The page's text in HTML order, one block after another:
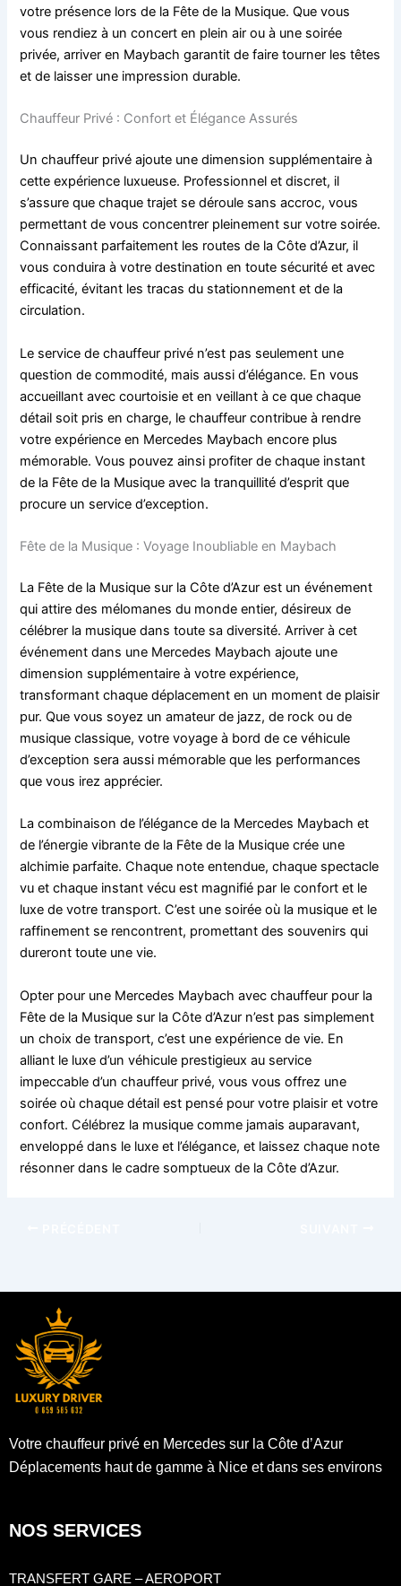
votre présence lors de la Fête de la Musique. Que vous
vous rendiez à un concert en plein air ou à une soirée
privée, arriver en Maybach garantit de faire tourner les têtes
et de laisser une impression durable.
Chauffeur Privé : Confort et Élégance Assurés
Un chauffeur privé ajoute une dimension supplémentaire à
cette expérience luxueuse. Professionnel et discret, il
s’assure que chaque trajet se déroule sans accroc, vous
permettant de vous concentrer pleinement sur votre soirée.
Connaissant parfaitement les routes de la Côte d’Azur, il
vous conduira à votre destination en toute sécurité et avec
efficacité, évitant les tracas du stationnement et de la
circulation.
Le service de chauffeur privé n’est pas seulement une
question de commodité, mais aussi d’élégance. En vous
accueillant avec courtoisie et en veillant à ce que chaque
détail soit pris en charge, le chauffeur contribue à rendre
votre expérience en Mercedes Maybach encore plus
mémorable. Vous pouvez ainsi profiter de chaque instant
de la Fête de la Musique avec la tranquillité d’esprit que
procure un service d’exception.
Fête de la Musique : Voyage Inoubliable en Maybach
La Fête de la Musique sur la Côte d’Azur est un événement
qui attire des mélomanes du monde entier, désireux de
célébrer la musique dans toute sa diversité. Arriver à cet
événement dans une Mercedes Maybach ajoute une
dimension supplémentaire à votre expérience,
transformant chaque déplacement en un moment de plaisir
pur. Que vous soyez un amateur de jazz, de rock ou de
musique classique, votre voyage à bord de ce véhicule
d’exception sera aussi mémorable que les performances
que vous irez apprécier.
La combinaison de l’élégance de la Mercedes Maybach et
de l’énergie vibrante de la Fête de la Musique crée une
alchimie parfaite. Chaque note entendue, chaque spectacle
vu et chaque instant vécu est magnifié par le confort et le
luxe de votre transport. C’est une soirée où la musique et le
raffinement se rencontrent, promettant des souvenirs qui
dureront toute une vie.
Opter pour une Mercedes Maybach avec chauffeur pour la
Fête de la Musique sur la Côte d’Azur n’est pas simplement
un choix de transport, c’est une expérience de vie. En
alliant le luxe d’un véhicule prestigieux au service
impeccable d’un chauffeur privé, vous vous offrez une
soirée où chaque détail est pensé pour votre plaisir et votre
confort. Célébrez la musique comme jamais auparavant,
enveloppé dans le luxe et l’élégance, et laissez chaque note
résonner dans le cadre somptueux de la Côte d’Azur.
Votre chauffeur privé en Mercedes sur la Côte d’Azur
Déplacements haut de gamme à Nice et dans ses environs
NOS SERVICES
TRANSFERT GARE – AEROPORT